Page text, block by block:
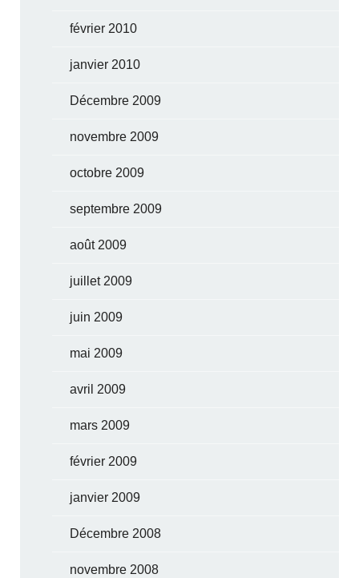
février 2010
janvier 2010
Décembre 2009
novembre 2009
octobre 2009
septembre 2009
août 2009
juillet 2009
juin 2009
mai 2009
avril 2009
mars 2009
février 2009
janvier 2009
Décembre 2008
novembre 2008